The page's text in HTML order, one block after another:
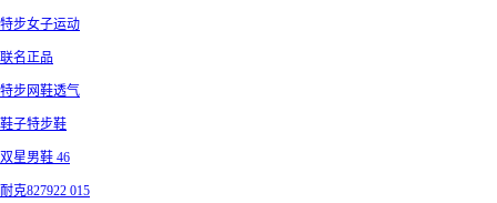
特步女子运动
联名正品
特步网鞋透气
鞋子特步鞋
双星男鞋 46
耐克827922 015